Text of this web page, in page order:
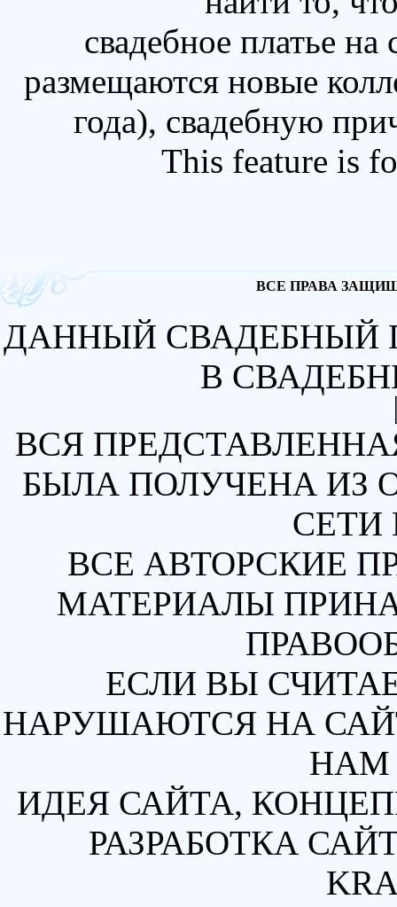
свадебное платье
размещаются новые
года), свадебную
This feature is
ВСЕ ПРАВА
ДАННЫЙ СВАДЕБНЫЙ
В
ВСЯ
БЫЛА ПОЛУЧЕНА ИЗ
СЕТИ
ВСЕ АВТОРСКИЕ
МАТЕРИАЛЫ
ЕСЛИ ВЫ
НАРУШАЮТСЯ НА
НАМ
ИДЕЯ САЙТА,
РАЗРАБОТКА